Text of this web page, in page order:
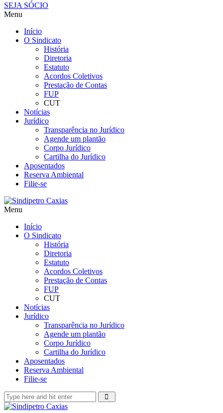
SEJA SÓCIO
Menu
Início
O Sindicato
História
Diretoria
Estatuto
Acordos Coletivos
Prestação de Contas
FUP
CUT
Notícias
Jurídico
Transparência no Jurídico
Agende um plantão
Corpo Jurídico
Cartilha do Jurídico
Aposentados
Reserva Ambiental
Filie-se
Menu
Início
O Sindicato
História
Diretoria
Estatuto
Acordos Coletivos
Prestação de Contas
FUP
CUT
Notícias
Jurídico
Transparência no Jurídico
Agende um plantão
Corpo Jurídico
Cartilha do Jurídico
Aposentados
Reserva Ambiental
Filie-se